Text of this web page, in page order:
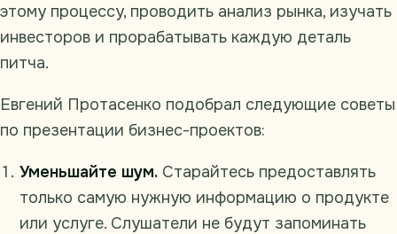
этому процессу, проводить анализ рынка, изучать
инвесторов и прорабатывать каждую деталь
питча.
Евгений Протасенко подобрал следующие советы
по презентации бизнес-проектов:
Уменьшайте шум. Старайтесь предоставлять
только самую нужную информацию о продукте
или услуге. Слушатели не будут запоминать